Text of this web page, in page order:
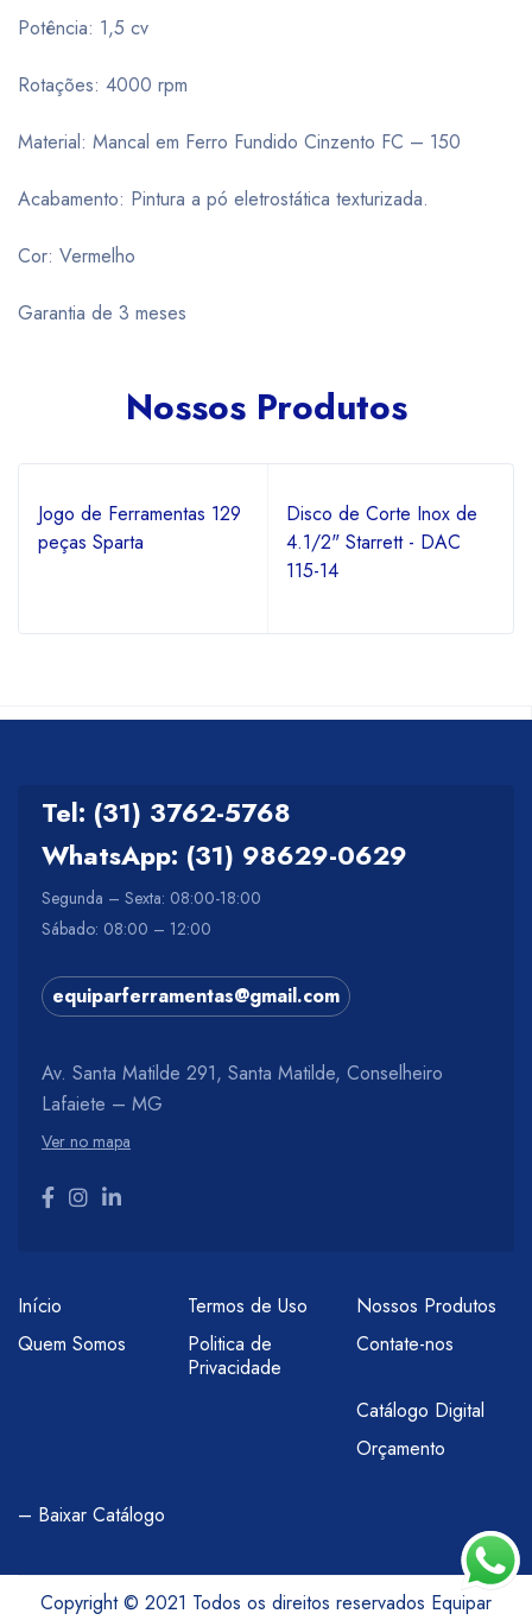
Potência: 1,5 cv
Rotações: 4000 rpm
Material: Mancal em Ferro Fundido Cinzento FC – 150
Acabamento: Pintura a pó eletrostática texturizada.
Cor: Vermelho
Garantia de 3 meses
Nossos Produtos
Jogo de Ferramentas 129
peças Sparta
Disco de Corte Inox de
4.1/2" Starrett - DAC
115-14
Tel: (31) 3762-5768
WhatsApp: (31) 98629-0629
Segunda – Sexta: 08:00-18:00
Sábado: 08:00 – 12:00
equiparferramentas@gmail.com
Av. Santa Matilde 291, Santa Matilde, Conselheiro
Lafaiete – MG
Ver no mapa
Início
Quem Somos
Termos de Uso
Politica de
Privacidade
Nossos Produtos
Contate-nos
Catálogo Digital
Orçamento
– Baixar Catálogo
Copyright © 2021 Todos os direitos reservados Equipar